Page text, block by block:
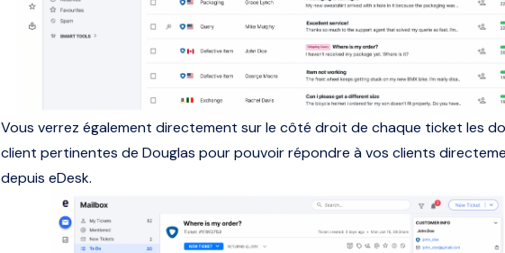
Vous verrez également directement sur le côté droit de chaque ticket les
client pertinentes de Douglas pour pouvoir répondre à vos clients
depuis eDesk.